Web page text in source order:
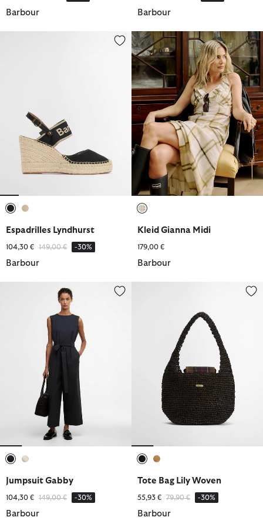
Barbour Barbour
Espadrilles Lyndhurst
104,30 € Reduziert von
149,00 €bis-30%
Barbour
Kleid Gianna Midi
Kleid Gianna Midi
179,00 €
Barbour
Jumpsuit Gabby
Jumpsuit Gabby
104,30 € Reduziert von
149,00 €bis-30%
Barbour
Tote Bag Lily Woven
55,93 € Reduziert von
79,90 €bis-30%
Barbour